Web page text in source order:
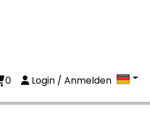
0 Login / Anmelden